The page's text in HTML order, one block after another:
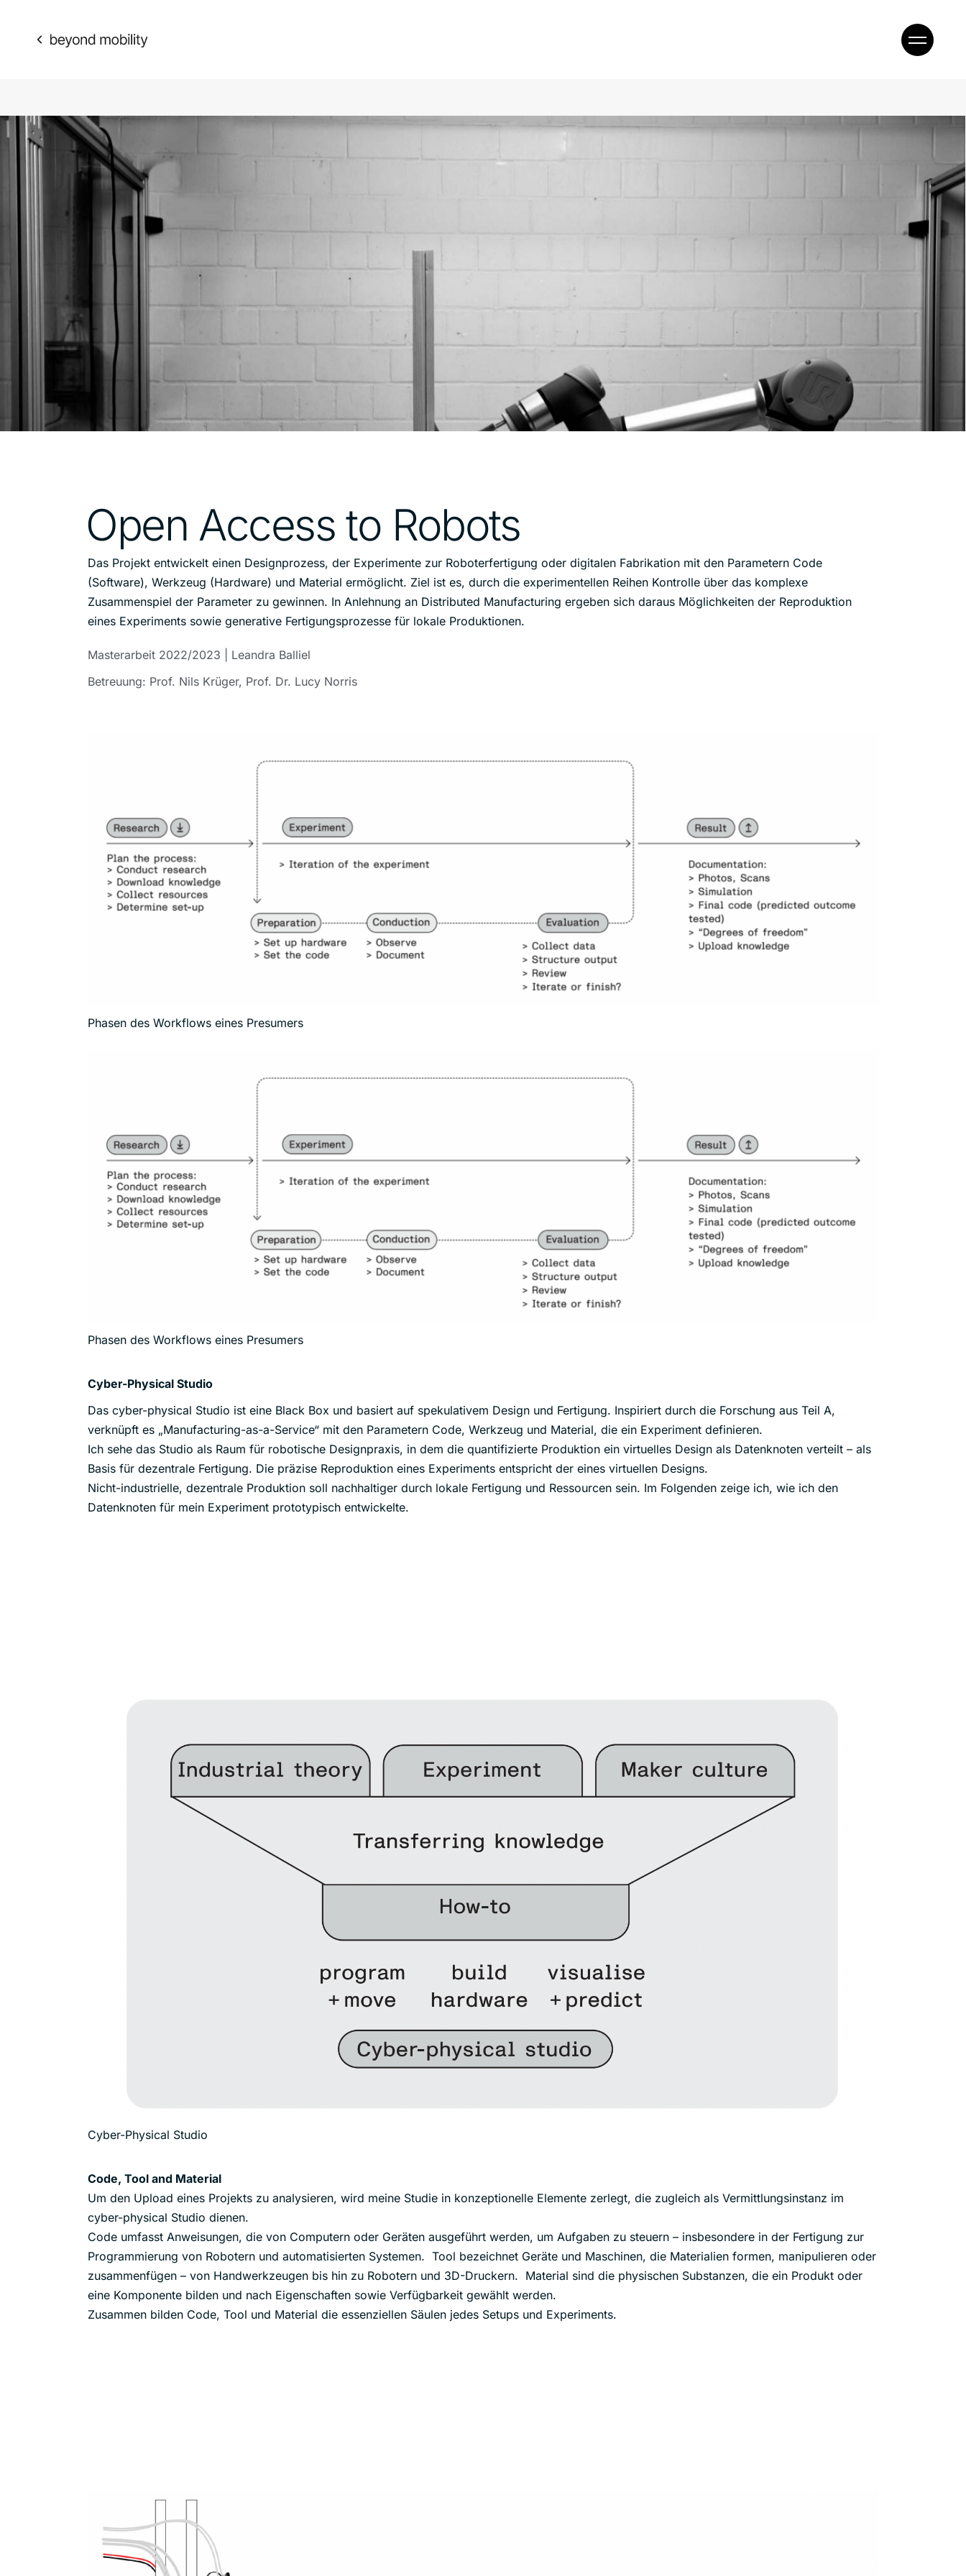
Open Access to Robots
Open Access to Robots
Das Projekt entwickelt einen Designprozess, der Experimente zur Roboterfertigung oder digitalen Fabrikation mit den Parametern Code
(Software), Werkzeug (Hardware) und Material ermöglicht. Ziel ist es, durch die experimentellen Reihen Kontrolle über das komplexe
Zusammenspiel der Parameter zu gewinnen. In Anlehnung an Distributed Manufacturing ergeben sich daraus Möglichkeiten der Reproduktion
eines Experiments sowie generative Fertigungsprozesse für lokale Produktionen.
Masterarbeit 2022/2023 | Leandra Balliel
Betreuung: Prof. Nils Krüger, Prof. Dr. Lucy Norris
Phasen des Workflows eines Presumers
Phasen des Workflows eines Presumers
Cyber-Physical Studio
Das cyber-physical Studio ist eine Black Box und basiert auf spekulativem Design und Fertigung. Inspiriert durch die Forschung aus Teil A,
verknüpft es „Manufacturing-as-a-Service“ mit den Parametern Code, Werkzeug und Material, die ein Experiment definieren.
Ich sehe das Studio als Raum für robotische Designpraxis, in dem die quantifizierte Produktion ein virtuelles Design als Datenknoten verteilt – als
Basis für dezentrale Fertigung. Die präzise Reproduktion eines Experiments entspricht der eines virtuellen Designs.
Nicht-industrielle, dezentrale Produktion soll nachhaltiger durch lokale Fertigung und Ressourcen sein. Im Folgenden zeige ich, wie ich den
Datenknoten für mein Experiment prototypisch entwickelte.
Cyber-Physical Studio
Code, Tool and Material
Um den Upload eines Projekts zu analysieren, wird meine Studie in konzeptionelle Elemente zerlegt, die zugleich als Vermittlungsinstanz im
cyber-physical Studio dienen.
Code umfasst Anweisungen, die von Computern oder Geräten ausgeführt werden, um Aufgaben zu steuern – insbesondere in der Fertigung zur
Programmierung von Robotern und automatisierten Systemen. Tool bezeichnet Geräte und Maschinen, die Materialien formen, manipulieren oder
zusammenfügen – von Handwerkzeugen bis hin zu Robotern und 3D-Druckern. Material sind die physischen Substanzen, die ein Produkt oder
eine Komponente bilden und nach Eigenschaften sowie Verfügbarkeit gewählt werden.
Zusammen bilden Code, Tool und Material die essenziellen Säulen jedes Setups und Experiments.